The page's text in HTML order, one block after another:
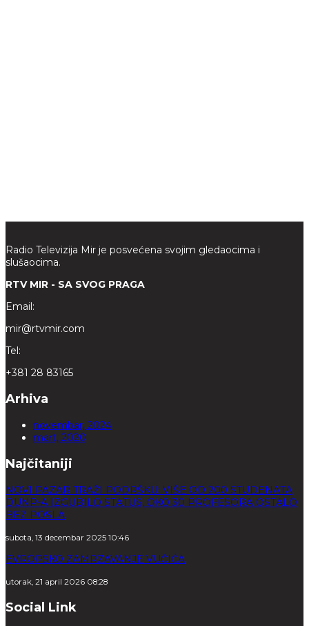
Radio Televizija Mir je posvećena svojim gledaocima i
slušaocima.
RTV MIR - SA SVOG PRAGA
Email:
mir@rtvmir.com
Tel:
+381 28 83165
Arhiva
novembar, 2024
mart, 2020
Najčitaniji
NOVI PAZAR TRAŽI PODRŠKU: VIŠE OD 200 STUDENATA
DUNP-A IZGUBILO STATUS, OKO 30 PROFESORA OSTALO
BEZ POSLA
subota, 13 decembar 2025 10:46
EVROPSKO ZAMRZAVANJE VUČIĆA
utorak, 21 april 2026 08:28
Social Link